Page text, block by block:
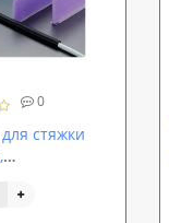
0
стяжки